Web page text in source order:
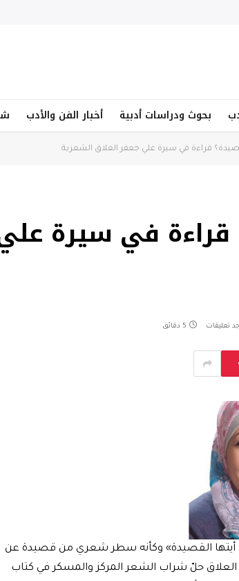
بحوث ودراسات أدبية أخبار الفن والأدب
قراءة في سيرة علي جعفر العلاق الشعرية
قراءة في سيرة
تعليقات 5 دقائق
أيتها القصيدة» وكأنه سطر شعري من قصيدة عن
حلّ شراب الشعر المركز والمسكر في كتاب